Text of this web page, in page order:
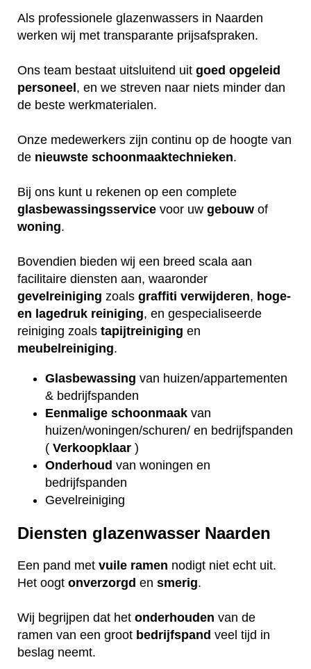
Als professionele glazenwassers in Naarden
werken wij met transparante prijsafspraken.
Ons team bestaat uitsluitend uit goed opgeleid
personeel , en we streven naar niets minder dan
de beste werkmaterialen.
Onze medewerkers zijn continu op de hoogte van
de nieuwste schoonmaaktechnieken.
Bij ons kunt u rekenen op een complete
glasbewassingsservice voor uw gebouw of
woning.
Bovendien bieden wij een breed scala aan
facilitaire diensten aan, waaronder
gevelreiniging zoals graffiti verwijderen, hoge-
en lagedruk reiniging, en gespecialiseerde
reiniging zoals tapijtreiniging en
meubelreiniging.
Glasbewassing van huizen/appartementen
& bedrijfspanden
Eenmalige schoonmaak van
huizen/woningen/schuren/ en bedrijfspanden
( Verkoopklaar )
Onderhoud van woningen en
bedrijfspanden
Gevelreiniging
Diensten glazenwasser Naarden
Een pand met vuile ramen nodigt niet echt uit.
Het oogt onverzorgd en smerig.
Wij begrijpen dat het onderhouden van de
ramen van een groot bedrijfspand veel tijd in
beslag neemt.